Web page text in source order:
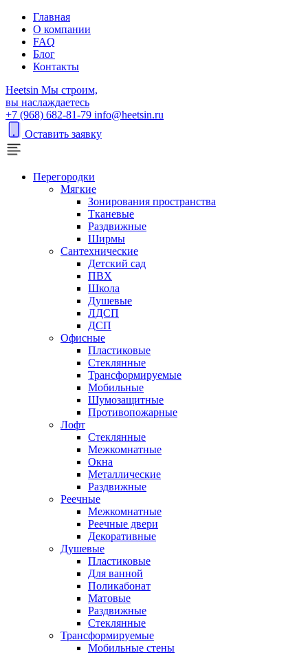
Главная
О компании
FAQ
Блог
Контакты
Heetsin Мы строим,
вы наслаждаетесь
+7 (968) 682-81-79 info@heetsin.ru
Оставить заявку
Перегородки
Мягкие
Зонирования пространства
Тканевые
Раздвижные
Ширмы
Сантехнические
Детский сад
ПВХ
Школа
Душевые
ЛДСП
ДСП
Офисные
Пластиковые
Стеклянные
Трансформируемые
Мобильные
Шумозащитные
Противопожарные
Лофт
Стеклянные
Межкомнатные
Окна
Металлические
Раздвижные
Реечные
Межкомнатные
Реечные двери
Декоративные
Душевые
Пластиковые
Для ванной
Поликабонат
Матовые
Раздвижные
Стеклянные
Трансформируемые
Мобильные стены